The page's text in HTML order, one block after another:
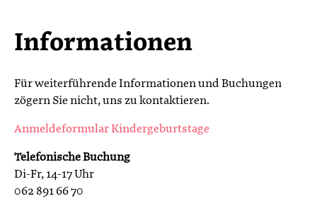
Informationen
Für weiterführende Informationen und Buchungen
zögern Sie nicht, uns zu kontaktieren.
Anmeldeformular Kindergeburtstage
Telefonische Buchung
Di-Fr, 14-17 Uhr
062 891 66 70